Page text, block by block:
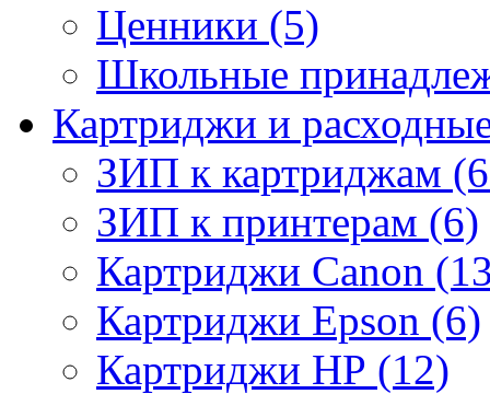
Ценники (5)
Школьные
Картриджи и
ЗИП к картриджам
ЗИП к принтерам (6)
Картриджи Canon
Картриджи Epson (6)
Картриджи HP (12)